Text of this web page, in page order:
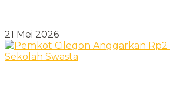
21 Mei 2026